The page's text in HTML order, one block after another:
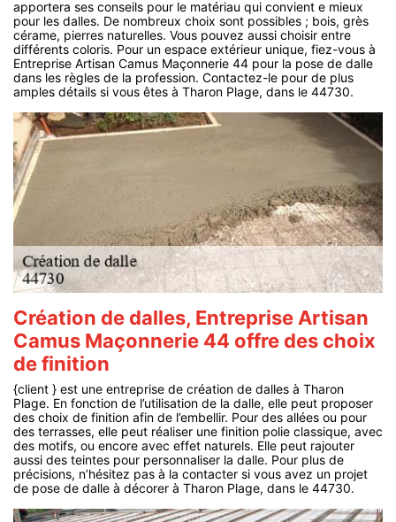
apportera ses conseils pour le matériau qui convient e mieux
pour les dalles. De nombreux choix sont possibles ; bois, grès
cérame, pierres naturelles. Vous pouvez aussi choisir entre
différents coloris. Pour un espace extérieur unique, fiez-vous à
Entreprise Artisan Camus Maçonnerie 44 pour la pose de dalle
dans les règles de la profession. Contactez-le pour de plus
amples détails si vous êtes à Tharon Plage, dans le 44730.
Création de dalles, Entreprise Artisan
Camus Maçonnerie 44 offre des choix
de finition
{client } est une entreprise de création de dalles à Tharon
Plage. En fonction de l’utilisation de la dalle, elle peut proposer
des choix de finition afin de l’embellir. Pour des allées ou pour
des terrasses, elle peut réaliser une finition polie classique, avec
des motifs, ou encore avec effet naturels. Elle peut rajouter
aussi des teintes pour personnaliser la dalle. Pour plus de
précisions, n’hésitez pas à la contacter si vous avez un projet
de pose de dalle à décorer à Tharon Plage, dans le 44730.